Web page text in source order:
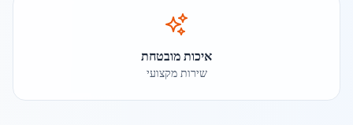
איכות מובטחת
שירות מקצועי